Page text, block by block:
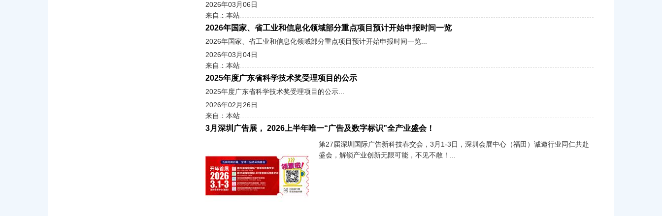
2026年03月06日
来自：本站
2026年国家、省工业和信息化领域部分重点项目预计开始申报时间一览
2026年国家、省工业和信息化领域部分重点项目预计开始申报时间一览...
2026年03月04日
来自：本站
2025年度广东省科学技术奖受理项目的公示
2025年度广东省科学技术奖受理项目的公示...
2026年02月26日
来自：本站
3月深圳广告展， 2026上半年唯一“广告及数字标识”全产业盛会！
第27届深圳国际广告新科技春交会，3月1-3日，深圳会展中心（福田）诚邀行业同仁共赴
盛会，解锁产业创新无限可能，不见不散！...